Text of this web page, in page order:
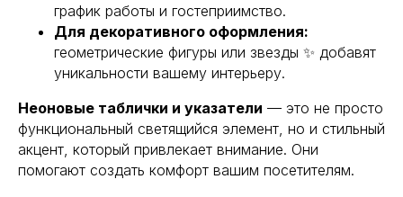
график работы и гостеприимство.
Для декоративного оформления:
геометрические фигуры или звезды ✨ добавят
уникальности вашему интерьеру.
Неоновые таблички и указатели — это не просто
функциональный светящийся элемент, но и стильный
акцент, который привлекает внимание. Они
помогают создать комфорт вашим посетителям.